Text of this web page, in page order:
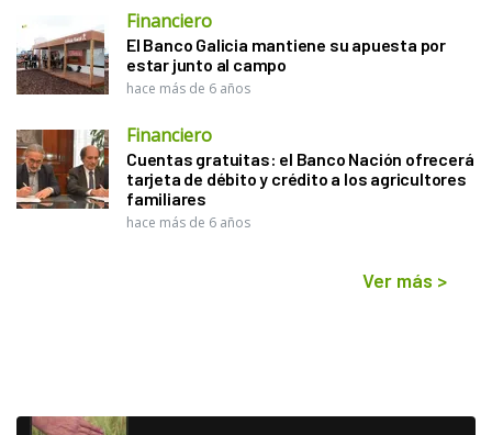
Financiero
El Banco Galicia mantiene su apuesta por
estar junto al campo
hace más de 6 años
Financiero
Cuentas gratuitas: el Banco Nación ofrecerá
tarjeta de débito y crédito a los agricultores
familiares
hace más de 6 años
Ver más >